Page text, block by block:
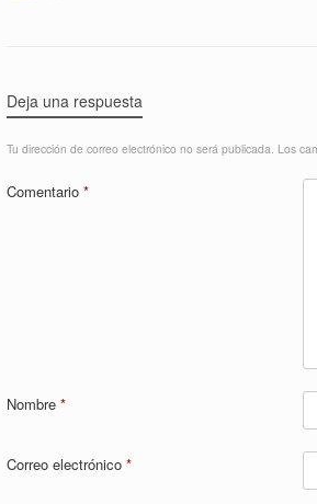
Deja una respuesta
Tu dirección de correo electrónico no será publicada. Los
Comentario *
Nombre *
Correo electrónico *